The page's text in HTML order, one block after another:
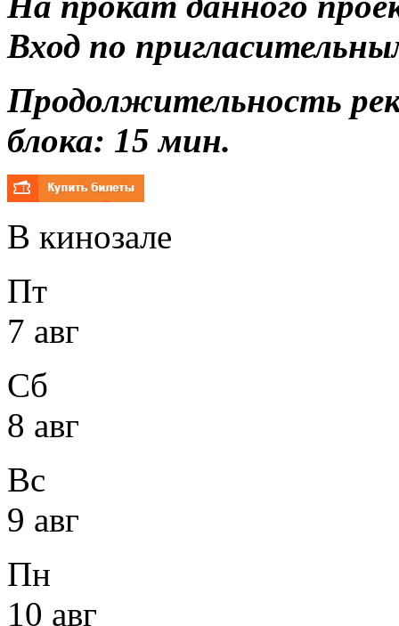
Вход по
Продолжительность
блока: 15 мин.
В кинозале
Пт
7 авг
Сб
8 авг
Вс
9 авг
Пн
10 авг